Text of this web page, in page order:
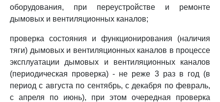
оборудования, при переустройстве и ремонте
дымовых и вентиляционных каналов;
проверка состояния и функционирования (наличия
тяги) дымовых и вентиляционных каналов в процессе
эксплуатации дымовых и вентиляционных каналов
(периодическая проверка) - не реже 3 раз в год (в
период с августа по сентябрь, с декабря по февраль,
с апреля по июнь), при этом очередная проверка